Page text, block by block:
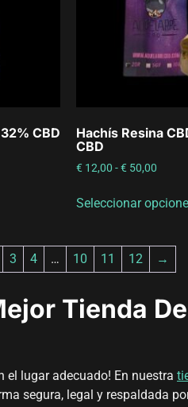
CBD
Hachís Resina
CBD
€ 12,00 -€ 50,00
Seleccionar
3 4 … 10 11 12 →
Tienda
el lugar adecuado! En nuestra
segura, legal y respaldada